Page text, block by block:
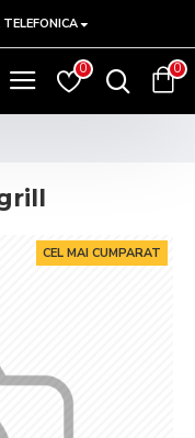
0 0
CEL MAI CUMPARAT